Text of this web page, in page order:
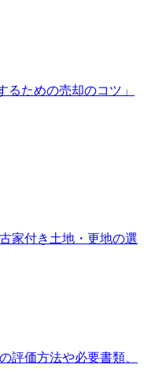
ための売却のコツ」
家付き土地・更地の選
評価方法や必要書類、